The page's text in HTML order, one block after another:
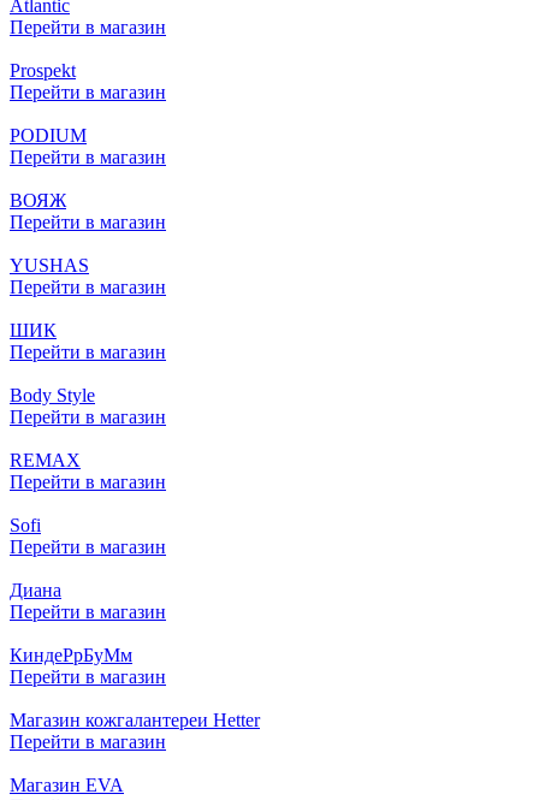
Atlantic
Перейти в магазин
Prospekt
Перейти в магазин
PODIUM
Перейти в магазин
ВОЯЖ
Перейти в магазин
YUSHAS
Перейти в магазин
ШИК
Перейти в магазин
Вody Style
Перейти в магазин
REMAX
Перейти в магазин
Sofi
Перейти в магазин
Диана
Перейти в магазин
КиндеРрБуМм
Перейти в магазин
Магазин кожгалантереи Hetter
Перейти в магазин
Магазин EVA